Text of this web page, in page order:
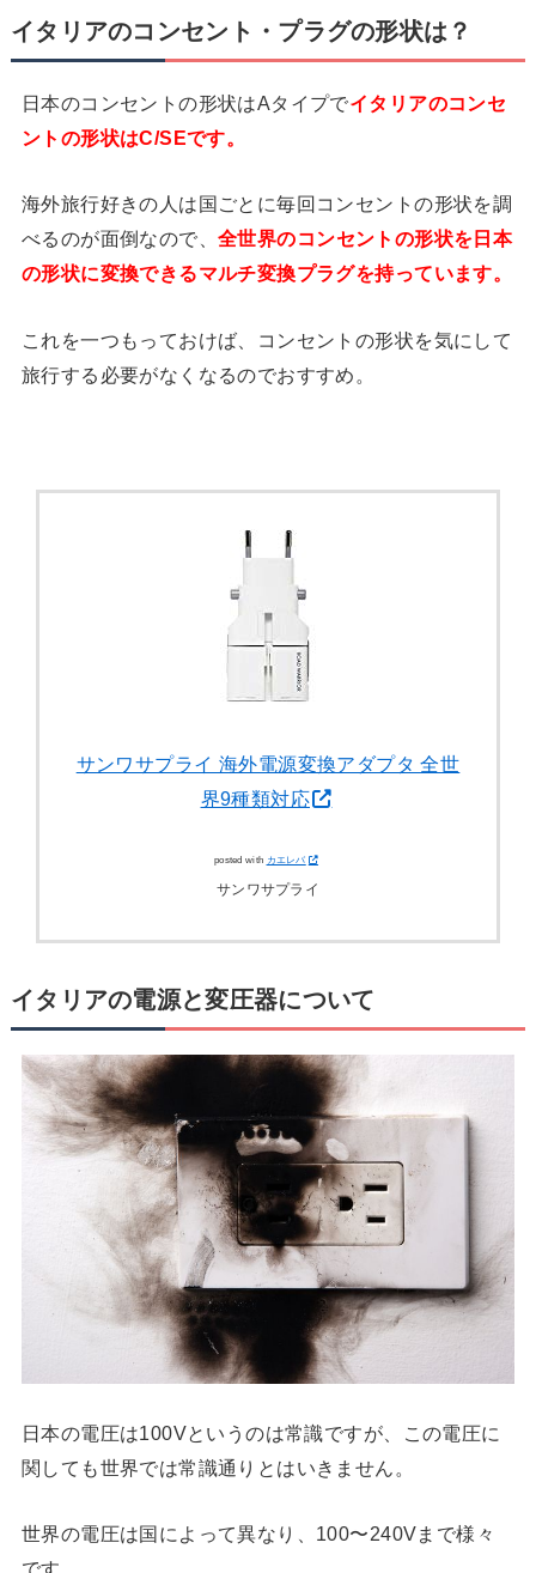
イタリアのコンセント・プラグの形状は？
日本のコンセントの形状はAタイプでイタリアのコンセ
ントの形状はC/SEです。
海外旅行好きの人は国ごとに毎回コンセントの形状を調
べるのが面倒なので、全世界のコンセントの形状を日本
の形状に変換できるマルチ変換プラグを持っています。
これを一つもっておけば、コンセントの形状を気にして
旅行する必要がなくなるのでおすすめ。
サンワサプライ 海外電源変換アダプタ 全世
界9種類対応
posted with カエレバ
サンワサプライ
イタリアの電源と変圧器について
日本の電圧は100Vというのは常識ですが、この電圧に
関しても世界では常識通りとはいきません。
世界の電圧は国によって異なり、100〜240Vまで様々
です。